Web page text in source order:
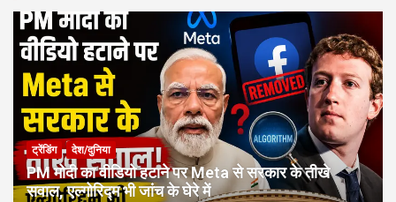
ट्रेंडिंग देश/दुनिया
PM मोदी का वीडियो हटाने पर Meta से सरकार के तीखे
सवाल, एल्गोरिद्म भी जांच के घेरे में